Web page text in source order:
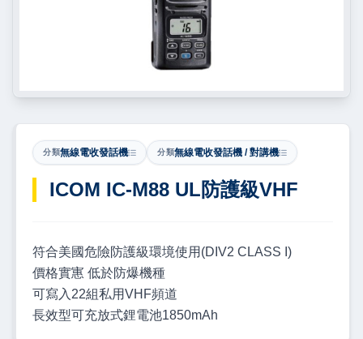
分類無線電收發話機 分類無線電收發話機 / 對講機
ICOM IC-M88 UL防護級VHF
符合美國危險防護級環境使用(DIV2 CLASS I)
價格實寭 低於防爆機種
可寫入22組私用VHF頻道
長效型可充放式鋰電池1850mAh